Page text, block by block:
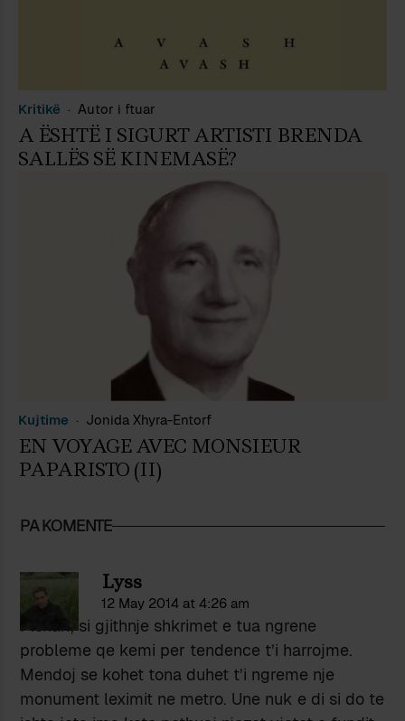
Kritikë Autor i ftuar
A ËSHTË I SIGURT ARTISTI BRENDA
SALLËS SË KINEMASË?
Kujtime Jonida Xhyra-Entorf
EN VOYAGE AVEC MONSIEUR
PAPARISTO (II)
PA KOMENTE
Lyss
12 May 2014 at 4:26 am
Pishak, si gjithnje shkrimet e tua ngrene
probleme qe kemi per tendence t’i harrojme.
Mendoj se kohet tona duhet t’i ngreme nje
monument leximit ne metro. Une nuk e di si do te